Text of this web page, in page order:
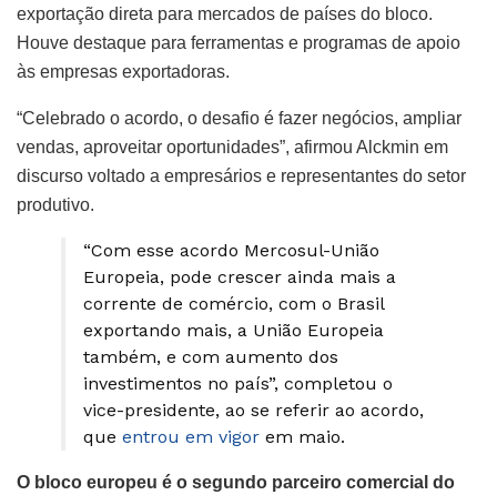
exportação direta para mercados de países do bloco.
Houve destaque para ferramentas e programas de apoio
às empresas exportadoras.
“Celebrado o acordo, o desafio é fazer negócios, ampliar
vendas, aproveitar oportunidades”, afirmou Alckmin em
discurso voltado a empresários e representantes do setor
produtivo.
“Com esse acordo Mercosul-União
Europeia, pode crescer ainda mais a
corrente de comércio, com o Brasil
exportando mais, a União Europeia
também, e com aumento dos
investimentos no país”, completou o
vice-presidente, ao se referir ao acordo,
que entrou em vigor em maio.
O bloco europeu é o segundo parceiro comercial do